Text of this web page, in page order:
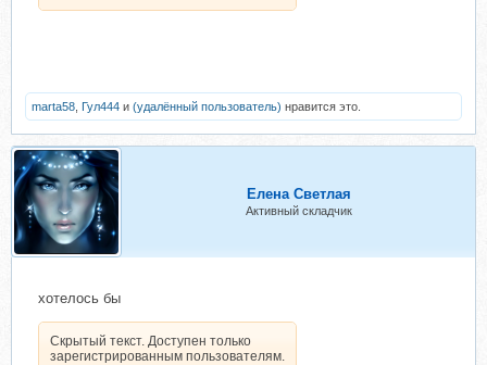
marta58 Гул444 и (удалённый пользователь) нравится это.
Елена Светлая
Активный складчик
хотелось бы
Скрытый текст. Доступен только
зарегистрированным пользователям.